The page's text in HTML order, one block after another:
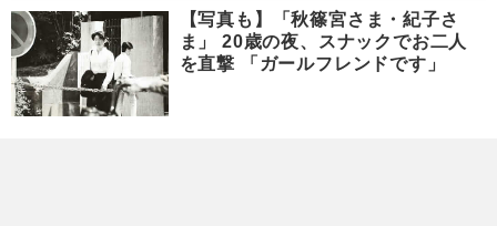
【写真も】「秋篠宮さま・紀子さ
ま」 20歳の夜、スナックでお二人
を直撃 「ガールフレンドです」